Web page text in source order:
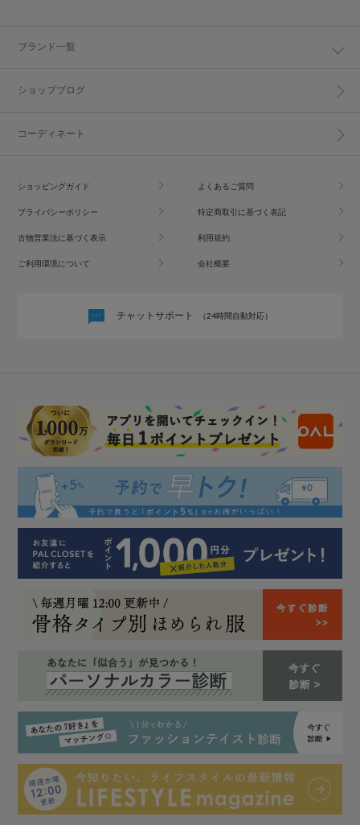
ブランド一覧
ショップブログ
コーディネート
ショッピングガイド よくあるご質問
プライバシーポリシー 特定商取引に基づく表記
古物営業法に基づく表示 利用規約
ご利用環境について 会社概要
チャットサポート （24時間自動対応）